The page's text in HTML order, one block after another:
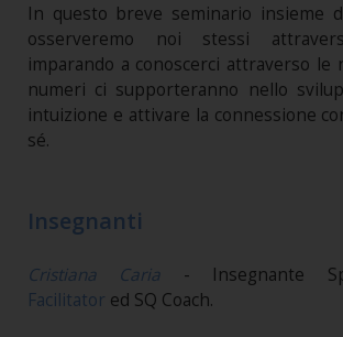
In questo breve seminario insieme
osserveremo noi stessi
imparando a conoscerci attraverso le
numeri ci supporteranno nello
intuizione e attivare la connessione
sé.
Insegnanti
Cristiana Caria - Insegnante
Facilitator ed SQ Coach.